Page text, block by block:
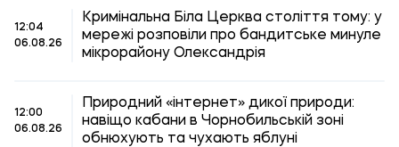
12:04
06.08.26
Кримінальна Біла Церква століття тому: у
мережі розповіли про бандитське минуле
мікрорайону Олександрія
12:00
06.08.26
Природний «інтернет» дикої природи:
навіщо кабани в Чорнобильській зоні
обнюхують та чухають яблуні